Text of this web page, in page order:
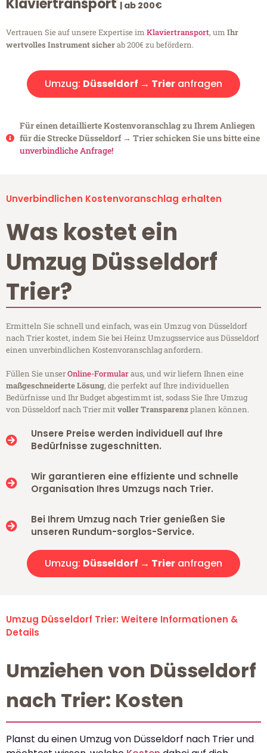
Klaviertransport | ab 200€
Vertrauen Sie auf unsere Expertise im Klaviertransport, um Ihr
wertvolles Instrument sicherab 200€ zu befördern.
Umzug: Düsseldorf → Trier anfragen
Für einen detaillierte Kostenvoranschlag zu Ihrem Anliegen
für die Strecke Düsseldorf → Trier schicken Sie uns bitte eine
unverbindliche Anfrage!
Unverbindlichen Kostenvoranschlag erhalten
Was kostet ein
Umzug Düsseldorf
Trier?
Ermitteln Sie schnell und einfach, was ein Umzug von Düsseldorf
nach Trier kostet, indem Sie bei Heinz Umzugsservice aus Düsseldorf
einen unverbindlichen Kostenvoranschlag anfordern.
Füllen Sie unserOnline-Formularaus, und wir liefern Ihnen eine
maßgeschneiderte Lösung, die perfekt auf Ihre individuellen
Bedürfnisse und Ihr Budget abgestimmt ist, sodass Sie Ihre Umzug
von Düsseldorf nach Trier mitvoller Transparenzplanen können.
Unsere Preise werden individuell auf Ihre
Bedürfnisse zugeschnitten.
Wir garantieren eine effiziente und schnelle
Organisation Ihres Umzugs nach Trier.
Bei Ihrem Umzug nach Trier genießen Sie
unseren Rundum-sorglos-Service.
Umzug: Düsseldorf → Trier anfragen
Umzug Düsseldorf Trier: Weitere Informationen &
Details
Umziehen von Düsseldorf
nach Trier: Kosten
Planst du einen Umzug von Düsseldorf nach Trier und